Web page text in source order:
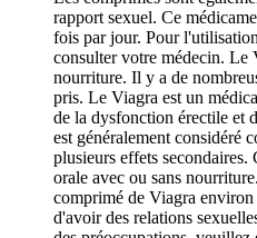
rapport sexuel. Ce
fois par jour. Pour
consulter votre médecin. Le
nourriture. Il y a de
pris. Le Viagra est un
de la dysfonction érectile et
est généralement considéré
plusieurs effets
orale avec ou sans
comprimé de Viagra
d'avoir des relations